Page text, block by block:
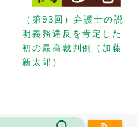
（第93回）弁護士の説
明義務違反を肯定した
初の最高裁判例（加藤
新太郎）